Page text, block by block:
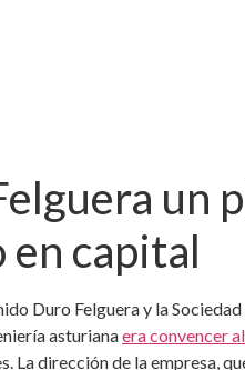
capital
Duro Felguera y la
asturianaera convencer
dirección de la empresa,